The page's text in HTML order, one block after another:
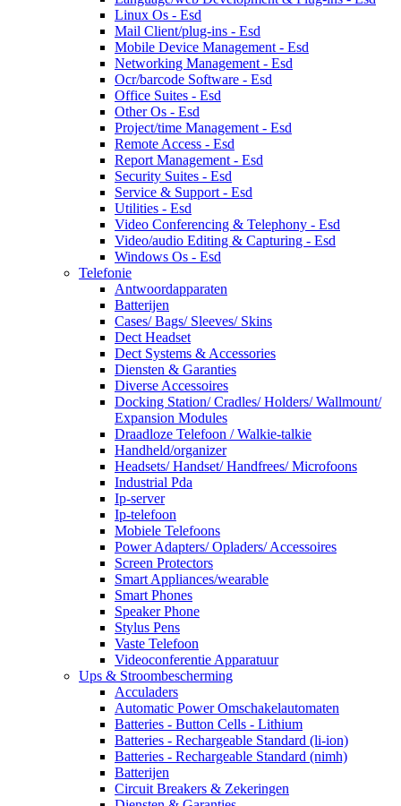
Linux Os - Esd
Mail Client/plug-ins - Esd
Mobile Device Management - Esd
Networking Management - Esd
Ocr/barcode Software - Esd
Office Suites - Esd
Other Os - Esd
Project/time Management - Esd
Remote Access - Esd
Report Management - Esd
Security Suites - Esd
Service & Support - Esd
Utilities - Esd
Video Conferencing & Telephony - Esd
Video/audio Editing & Capturing - Esd
Windows Os - Esd
Telefonie
Antwoordapparaten
Batterijen
Cases/ Bags/ Sleeves/ Skins
Dect Headset
Dect Systems & Accessories
Diensten & Garanties
Diverse Accessoires
Docking Station/ Cradles/ Holders/ Wallmount/
Expansion Modules
Draadloze Telefoon / Walkie-talkie
Handheld/organizer
Headsets/ Handset/ Handfrees/ Microfoons
Industrial Pda
Ip-server
Ip-telefoon
Mobiele Telefoons
Power Adapters/ Opladers/ Accessoires
Screen Protectors
Smart Appliances/wearable
Smart Phones
Speaker Phone
Stylus Pens
Vaste Telefoon
Videoconferentie Apparatuur
Ups & Stroombescherming
Acculaders
Automatic Power Omschakelautomaten
Batteries - Button Cells - Lithium
Batteries - Rechargeable Standard (li-ion)
Batteries - Rechargeable Standard (nimh)
Batterijen
Circuit Breakers & Zekeringen